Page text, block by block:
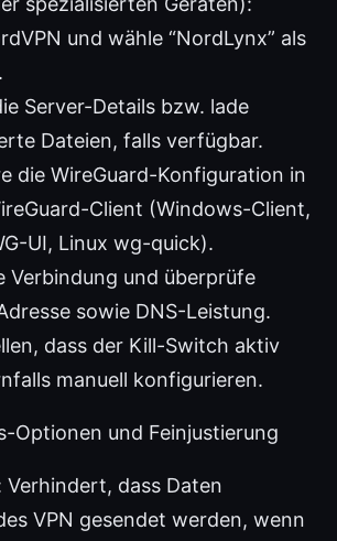
und wähle “NordLynx” als
Server-Details bzw. lade
Dateien, falls verfügbar.
die WireGuard-Konfiguration in
Client (Windows-Client,
UI, Linux wg-quick).
Verbindung und überprüfe
sowie DNS-Leistung.
dass der Kill-Switch aktiv
manuell konfigurieren.
Optionen und Feinjustierung
Verhindert, dass Daten
VPN gesendet werden, wenn